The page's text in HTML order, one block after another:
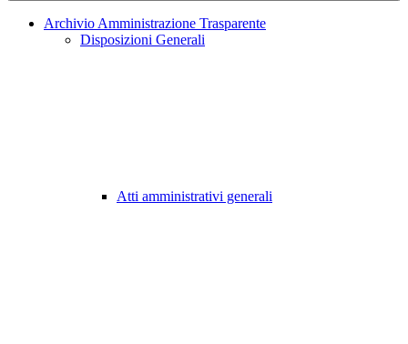
Archivio Amministrazione Trasparente
Disposizioni Generali
Atti amministrativi generali